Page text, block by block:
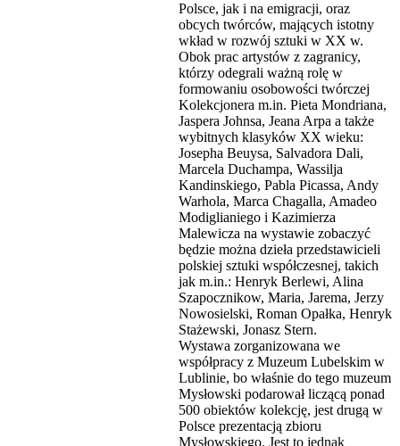
Polsce, jak i na emigracji, oraz
obcych twórców, mających istotny
wkład w rozwój sztuki w XX w.
Obok prac artystów z zagranicy,
którzy odegrali ważną rolę w
formowaniu osobowości twórczej
Kolekcjonera m.in. Pieta Mondriana,
Jaspera Johnsa, Jeana Arpa a także
wybitnych klasyków XX wieku:
Josepha Beuysa, Salvadora Dali,
Marcela Duchampa, Wassilja
Kandinskiego, Pabla Picassa, Andy
Warhola, Marca Chagalla, Amadeo
Modiglianiego i Kazimierza
Malewicza na wystawie zobaczyć
będzie można dzieła przedstawicieli
polskiej sztuki współczesnej, takich
jak m.in.: Henryk Berlewi, Alina
Szapocznikow, Maria, Jarema, Jerzy
Nowosielski, Roman Opałka, Henryk
Stażewski, Jonasz Stern.
Wystawa zorganizowana we
współpracy z Muzeum Lubelskim w
Lublinie, bo właśnie do tego muzeum
Mysłowski podarował liczącą ponad
500 obiektów kolekcję, jest drugą w
Polsce prezentacją zbioru
Mysłowskiego. Jest to jednak